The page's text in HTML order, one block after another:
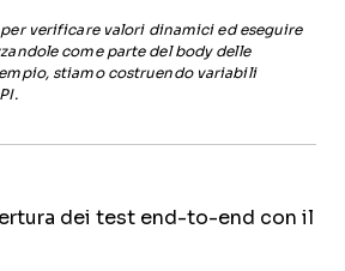
verificare valori dinamici ed eseguire
come parte del body delle
stiamo costruendo variabili
dei test end-to-end con il